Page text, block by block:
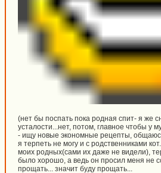
(нет бы поспать пока родная спит- я же
усталости...нет, потом, главное чтобы у
- ищу новые экономные рецепты,
я терпеть не могу и с родственниками
моих родных(сами их даже не видели),
было хорошо, а ведь он просил меня не
прощать... значит буду прощать...